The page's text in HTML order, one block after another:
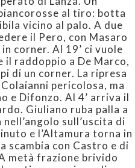
al tiro: botta
vicino al palo. A due
il Pero, con Masaro
corner. Al 19’ ci vuole
il raddoppio a De Marco,
di un corner. La ripresa
pericolosa, ma
e Difonzo. Al 4’ arriva il
Giuliano ruba palla a
sull’uscita di
e l’Altamura torna in
scambia con Castro e di
metà frazione brivido